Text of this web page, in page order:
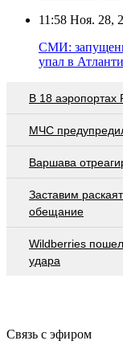
11:58 Ноя. 28,
СМИ:
упал в
В 18 аэропортах
МЧС
Варшава
Заставим
обещание
Wildberries
удара
Связь с эфиром